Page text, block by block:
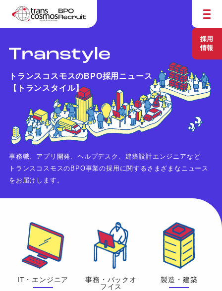
採用
情報
トランスコスモスのBPO採用ニュース
【トランスタイル】
事務職、アプリ開発、ヘルプデスク、建築設計エンジニアなど
トランスコスモスのBPO事業の採用に関するさまざまなニュース
をお届けします。
IT・エンジニア
事務・バックオ
フイス
製造・建築